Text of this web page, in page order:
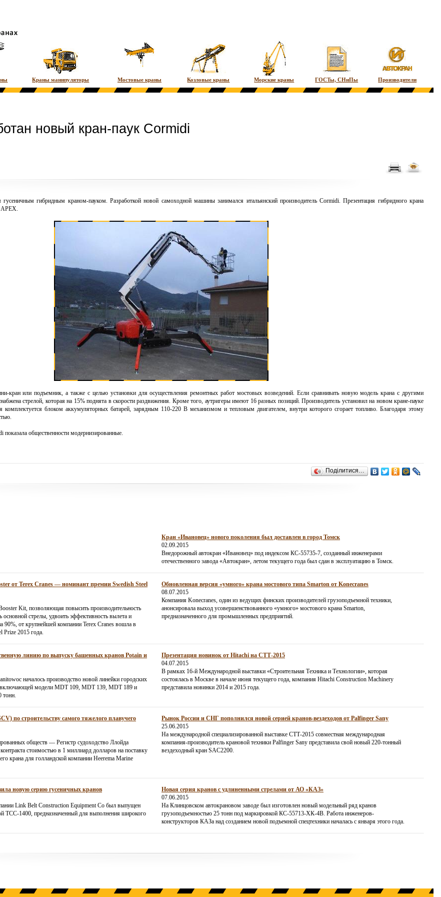
Краны манипуляторы Мостовые краны Козловые краны Морские краны ГОСТы, СНиПы Производители
новый кран-паук Cormidi
гибридным краном-пауком. Разработкой новой самоходной машины занимался итальянский производитель Cormidi. Презентация гибридного крана
АРЕХ.
кранили подъемник, а также с целью установки для осуществления ремонтных работ мостовых возведений. Если сравнивать новую модель крана с другими
стрелой, которая на 15% поднята в скорости раздвижения. Кроме того, аутригеры имеют 16 разных позиций. Производитель установил на новом кране-пауке
комплектуется блоком аккумуляторных батарей, зарядным 110-220 В механизмом и тепловым двигателем, внутри которого сгорает топливо. Благодаря этому
общественности модернизированные.
Поділитися…
Кран «Ивановец» нового поколения был доставлен в город Томск
02.09.2015
Внедорожный автокран «Ивановец» под индексом КС-55735-7, созданный инженерами
отечественного завода «Автокран», летом текущего года был сдан в эксплуатацию в Томск.
от Terex Cranes — номинант премии Swedish Steel
Kit, позволяющая повысить производительность
основной стрелы, удвоить эффективность вылета и
90%, от крупнейшей компании Terex Cranes вошла в
Prize 2015 года.
Обновленная версия «умного» крана мостового типа Smarton от Konecranes
08.07.2015
Компания Konecranes, один из ведущих финских производителей грузоподъемной техники,
анонсировала выход усовершенствованного «умного» мостового крана Smarton,
предназначенного для промышленных предприятий.
линию по выпуску башенных кранов Potain и
началось производство новой линейки городских
модели MDT 109, MDT 139, MDT 189 и
тонн.
Презентация новинок от Hitachi на СТТ-2015
04.07.2015
В рамках 16-й Международной выставки «Строительная Техника и Технологии», которая
состоялась в Москве в начале июня текущего года, компания Hitachi Construction Machinery
представила новинки 2014 и 2015 года.
по строительству самого тяжелого плавучего
обществ — Регистр судоходство Ллойда
стоимостью в 1 миллиард долларов на поставку
крана для голландской компании Heerema Marine
Рынок России и СНГ пополнился новой серией кранов-вездеходов от Palfinger Sany
25.06.2015
На международной специализированной выставке СТТ-2015 совместная международная
компания-производитель крановой техники Palfinger Sany представила свой новый 220-тонный
вездеходный кран SAC2200.
новую серию гусеничных кранов
Link Belt Construction Equipment Co был выпущен
ТСС-1400, предназначенный для выполнения широкого
Новая серия кранов с удлиненными стрелами от АО «КАЗ»
07.06.2015
На Клинцовском автокрановом заводе был изготовлен новый модельный ряд кранов
грузоподъемностью 25 тонн под маркировкой КС-55713-ХК-4В. Работа инженеров-
конструкторов КАЗа над созданием новой подъемной спецтехники началась с января этого года.